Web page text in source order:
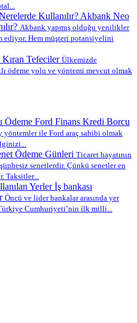
Akbank Neo
Akbank yapmış olduğu yenilikler
ediyor. Hem müşteri potansiyelini
Tefeciler Ülkemizde
ödeme yolu ve yöntemi mevcut olmak
Ford Finans Kredi Borcu
yöntemler ile Ford araç sahibi olmak
Ödeme Günleri Ticaret hayatının
senetlerdir. Çünkü senetler en
Taksitler...
İş bankası
Öncü ve lider bankalar arasında yer
Cumhuriyeti’nin ilk milli...